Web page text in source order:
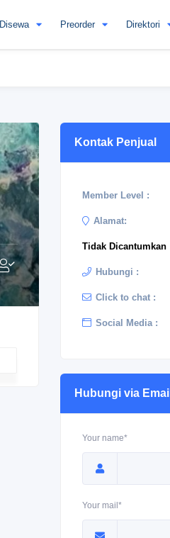
Disewa Preorder Direktori
Kontak Penjual
Member Level :
Alamat:
Tidak Dicantumkan
Hubungi :
Click to chat :
Social Media :
Hubungi via Email
Your name*
Your mail*